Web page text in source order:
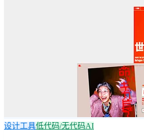
设计工具低代码/无代码AI